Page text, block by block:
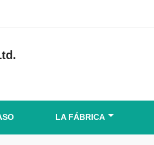
LA FÁBRICA